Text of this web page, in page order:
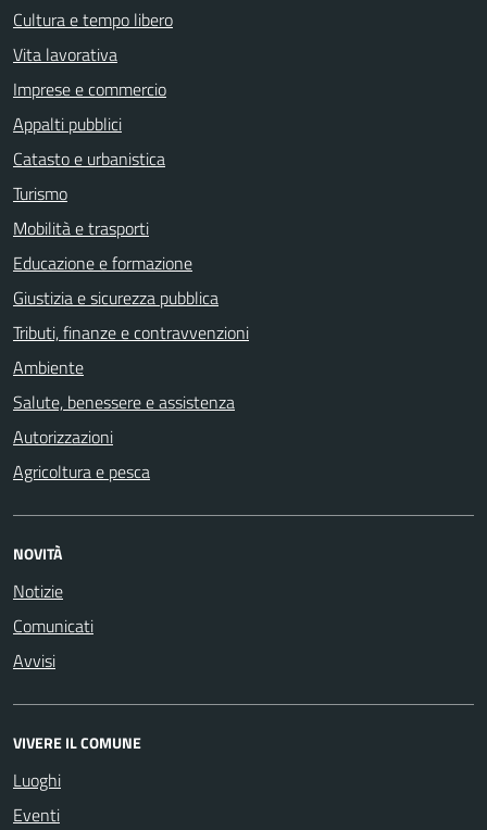
Cultura e tempo libero
Vita lavorativa
Imprese e commercio
Appalti pubblici
Catasto e urbanistica
Turismo
Mobilità e trasporti
Educazione e formazione
Giustizia e sicurezza pubblica
Tributi, finanze e contravvenzioni
Ambiente
Salute, benessere e assistenza
Autorizzazioni
Agricoltura e pesca
NOVITÀ
Notizie
Comunicati
Avvisi
VIVERE IL COMUNE
Luoghi
Eventi